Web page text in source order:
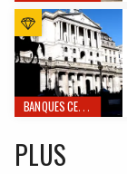
BANQUES CENTRALES
PLUS